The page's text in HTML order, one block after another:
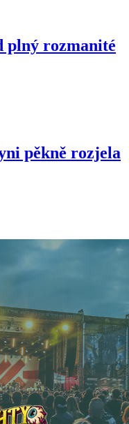
plný rozmanité
pěkně rozjela